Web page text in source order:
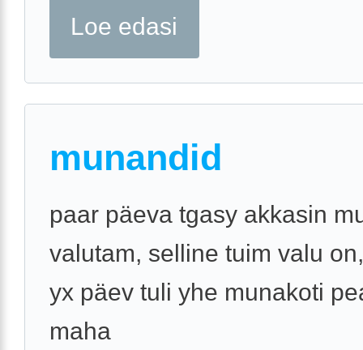
Loe edasi
munandid
paar päeva tgasy akkasin
valutam, selline tuim valu
yx päev tuli yhe munakoti
maha